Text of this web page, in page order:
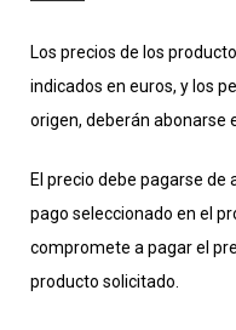
Los precios de los
indicados en euros, y los
origen, deberán abonarse
El precio debe pagarse
pago seleccionado en el
compromete a pagar el
producto solicitado.